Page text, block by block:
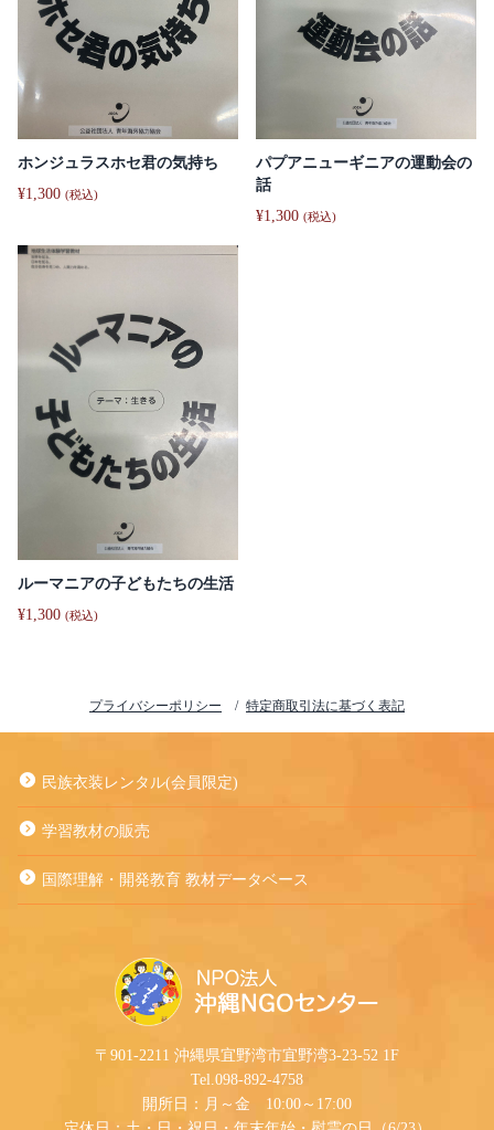
ホンジュラスホセ君の気持ち
¥1,300 (税込)
パプアニューギニアの運動会の
話
¥1,300 (税込)
ルーマニアの子どもたちの生活
¥1,300 (税込)
プライバシーポリシー 特定商取引法に基づく表記
民族衣装レンタル(会員限定)
学習教材の販売
国際理解・開発教育 教材データベース
〒901-2211 沖縄県宜野湾市宜野湾3-23-52 1F
Tel.098-892-4758
開所日：月～金 10:00～17:00